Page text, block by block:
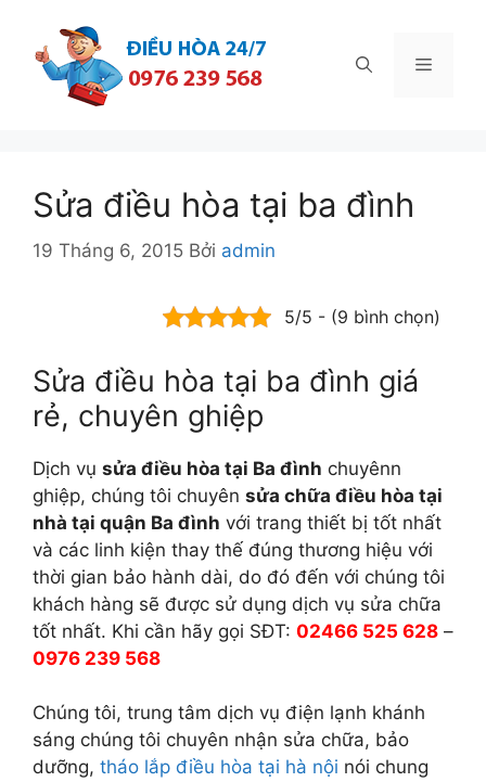
Menu
Sửa điều hòa tại ba đình
19 Tháng 6, 2015 Bởi admin
5/5 - (9 bình chọn)
Sửa điều hòa tại ba đình giá
rẻ, chuyên ghiệp
Dịch vụ sửa điều hòa tại Ba đình chuyênn
ghiệp, chúng tôi chuyên sửa chữa điều hòa tại
nhà tại quận Ba đình với trang thiết bị tốt nhất
và các linh kiện thay thế đúng thương hiệu với
thời gian bảo hành dài, do đó đến với chúng tôi
khách hàng sẽ được sử dụng dịch vụ sửa chữa
tốt nhất. Khi cần hãy gọi SĐT: 02466 525 628 –
0976 239 568
Chúng tôi, trung tâm dịch vụ điện lạnh khánh
sáng chúng tôi chuyên nhận sửa chữa, bảo
dưỡng, tháo lắp điều hòa tại hà nội nói chung